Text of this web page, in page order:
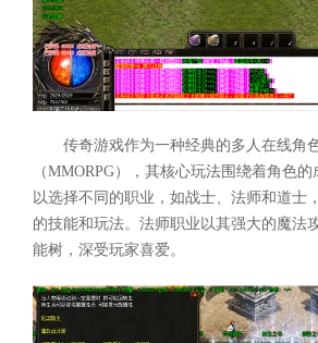
传奇游戏作为一种经典的多人在线角
（MMORPG），其核心玩法围绕着角色
以选择不同的职业，如战士、法师和道士
的技能和玩法。法师职业以其强大的魔法
能树，深受玩家喜爱。